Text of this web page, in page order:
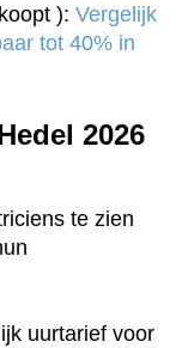
): Vergelijk
tot 40% in
2026
te zien
uurtarief voor